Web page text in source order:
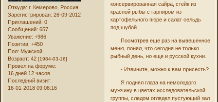
Откуда: г. Кемерово, Россия
Зарегистрирован: 26-09-2012
Приглашений: 0
Сообщений: 657
Уважение: +986
Позитив: +450
Пол: Мужской
Возраст: 42[1984-03-16]
Провел на форуме:
16 дней 12 часов
Последний визит:
16-01-2018 09:08:16
консервированная сайра, стейк из
красной рыбы с гарниром из
картофельного пюре и салат сельдь
под шубой.
Посмотрев еще раз на вывешенное
меню, понял, что сегодня не только
рыбный день, но еще и русской кухни.
- Извините, можно к вам присесть?
Я поднял глаза на немолодого
мужчину в цветах исследовательской
группы, следом оглядел пустующий зал